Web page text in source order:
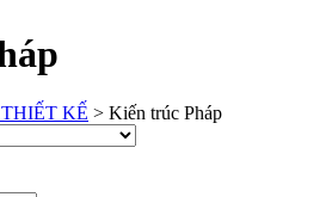
KẾ > Kiến trúc Pháp